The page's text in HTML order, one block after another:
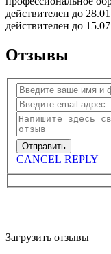
действителен до
действителен до
Отзывы
CANCEL REPLY
Загрузить отзывы